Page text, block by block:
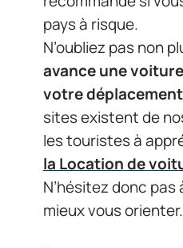
pays à risque.
N’oubliez pas non
avance une
votre déplacement
sites existent de
les touristes à
la Location de
N’hésitez donc
mieux vous orienter.